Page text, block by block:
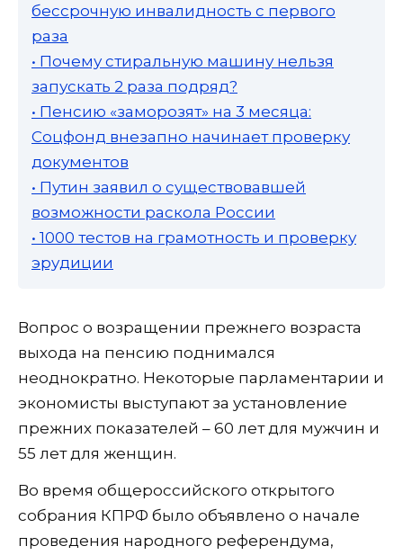
бессрочную инвалидность с первого
раза
• Почему стиральную машину нельзя
запускать 2 раза подряд?
• Пенсию «заморозят» на 3 месяца:
Соцфонд внезапно начинает проверку
документов
• Путин заявил о существовавшей
возможности раскола России
• 1000 тестов на грамотность и проверку
эрудиции
Вопрос о возращении прежнего возраста
выхода на пенсию поднимался
неоднократно. Некоторые парламентарии и
экономисты выступают за установление
прежних показателей – 60 лет для мужчин и
55 лет для женщин.
Во время общероссийского открытого
собрания КПРФ было объявлено о начале
проведения народного референдума,